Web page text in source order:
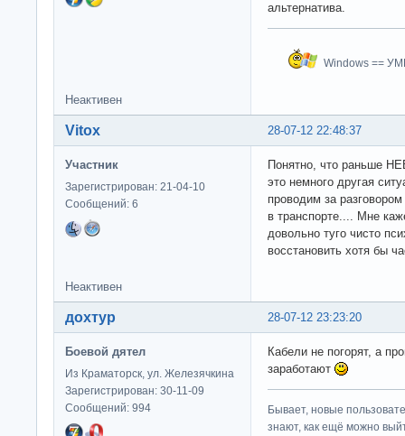
альтернатива.
Windows ==
Неактивен
28-07-12 22:48:37
Vitox
Участник
Зарегистрирован: 21-04-10
Сообщений: 6
Понятно, что раньше
это немного другая
проводим за
в транспорте.... Мне
довольно туго чисто
восстановить хотя бы
Неактивен
28-07-12 23:23:20
дохтур
Боевой дятел
Из Краматорск, ул. Железячкина
Зарегистрирован: 30-11-09
Сообщений: 994
Кабели не погорят, а
заработают
Бывает, новые
знают, как ещё можно